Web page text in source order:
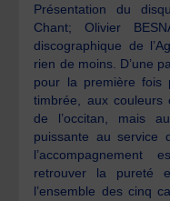
Présentation du
Chant; Olivier
discographique de
rien de moins. D’une
pour la première fois
timbrée, aux couleurs
de l’occitan, mais
puissante au service
retrouver la pureté
l’ensemble des cinq